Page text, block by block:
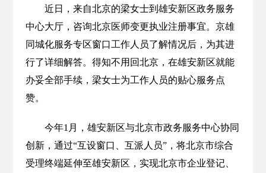
近日，来自北京的梁女士到雄安新区政务服务
中心大厅，咨询北京医师变更执业注册事宜。京雄
同城化服务专区窗口工作人员了解情况后，为其进
行了详细解答。得知不用回北京，在雄安新区就能
办妥全部手续，梁女士为工作人员的贴心服务点
赞。
今年1月，雄安新区与北京市政务服务中心协同
创新，通过“互设窗口、互派人员”，将北京市综合
受理终端延伸至雄安新区，实现北京市企业登记、